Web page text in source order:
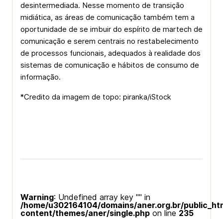
desintermediada. Nesse momento de transição
midiática, as áreas de comunicação também tem a
oportunidade de se imbuir do espírito de martech de
comunicação e serem centrais no restabelecimento
de processos funcionais, adequados à realidade dos
sistemas de comunicação e hábitos de consumo de
informação.
*Credito da imagem de topo: piranka/iStock
Warning: Undefined array key "" in
/home/u302164104/domains/aner.org.br/
content/themes/aner/single.php on line 235